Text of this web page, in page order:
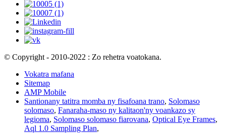
© Copyright - 2010-2022 : Zo rehetra voatokana.
Vokatra mafana
Sitemap
AMP Mobile
Santionany tatitra momba ny fisafoana trano, Solomaso
solomaso, Fanaraha-maso ny kalitaon'ny voankazo sy
legioma, Solomaso solomaso fiarovana, Optical Eye Frames,
Aql 1.0 Sampling Plan,